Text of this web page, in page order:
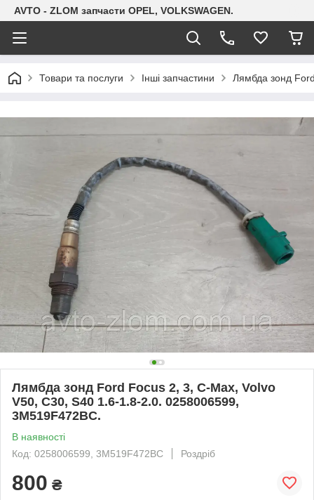
AVTO - ZLOM запчасти OPEL, VOLKSWAGEN.
Товари та послуги Інші запчастини Лямбда зонд
Лямбда зонд Ford Focus 2, 3, C-Max, Volvo
V50, C30, S40 1.6-1.8-2.0. 0258006599,
3M519F472BC.
В наявності
Код: 0258006599, 3M519F472BC
Роздріб
800 ₴